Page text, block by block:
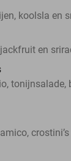
koolsla en
en
tonijnsalade,